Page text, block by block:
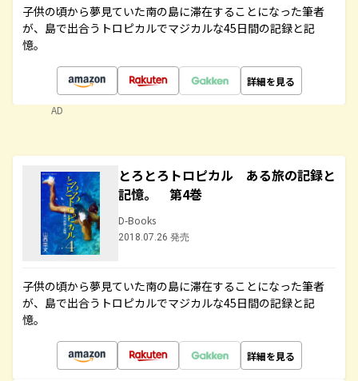
子供の頃から夢見ていた南の島に滞在することになった筆者
が、島で出合うトロピカルでマジカルな45日間の記録と記
憶。
詳細を見る
AD
とろとろトロピカル ある旅の記録と
記憶。 第4巻
D-Books
2018.07.26 発売
子供の頃から夢見ていた南の島に滞在することになった筆者
が、島で出合うトロピカルでマジカルな45日間の記録と記
憶。
詳細を見る